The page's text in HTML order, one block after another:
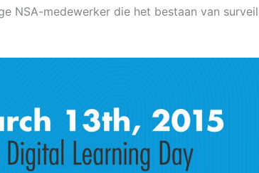
NSA-medewerker die het bestaan ​​van